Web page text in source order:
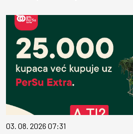
03. 08. 2026 07:31